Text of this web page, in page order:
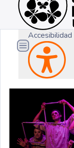
Accesibilidad